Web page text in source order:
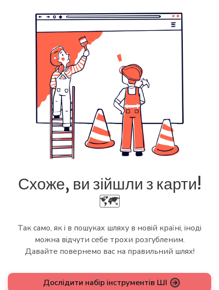
Схоже, ви зійшли з карти!
🗺️
Так само, як і в пошуках шляху в новій країні, іноді
можна відчути себе трохи розгубленим.
Давайте повернемо вас на правильний шлях!
Дослідити набір інструментів ШІ